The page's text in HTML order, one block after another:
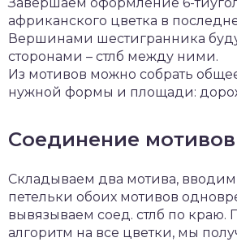
африканского цветка в
Вершинами шестигранника
сторонами – стлб между ними.
Из мотивов можно собрать
нужной формы и площади:
Соединение мотивов
Складываем два мотива,
петельки обоих мотивов
вывязываем соед. стлб по краю.
алгоритм на все цветки, мы